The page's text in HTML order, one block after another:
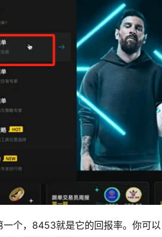
个，8453就是它的回报率。你可